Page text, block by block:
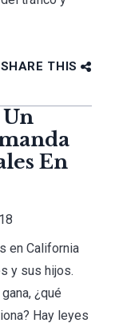
SHARE THIS
Un
En
en California
y sus hijos.
¿qué
Hay leyes